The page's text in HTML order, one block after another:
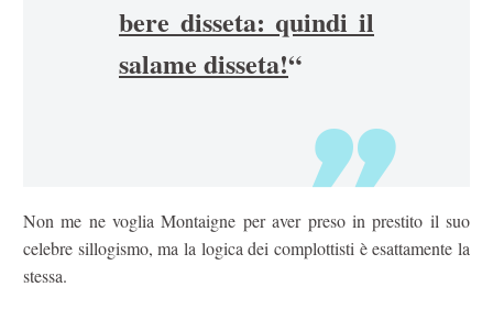
bere disseta: quindi il
salame disseta!“
Non me ne voglia Montaigne per aver preso in prestito il suo
celebre sillogismo, ma la logica dei complottisti è esattamente la
stessa.